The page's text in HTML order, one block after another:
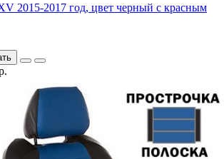
2015-2017 год, цвет черный с красным